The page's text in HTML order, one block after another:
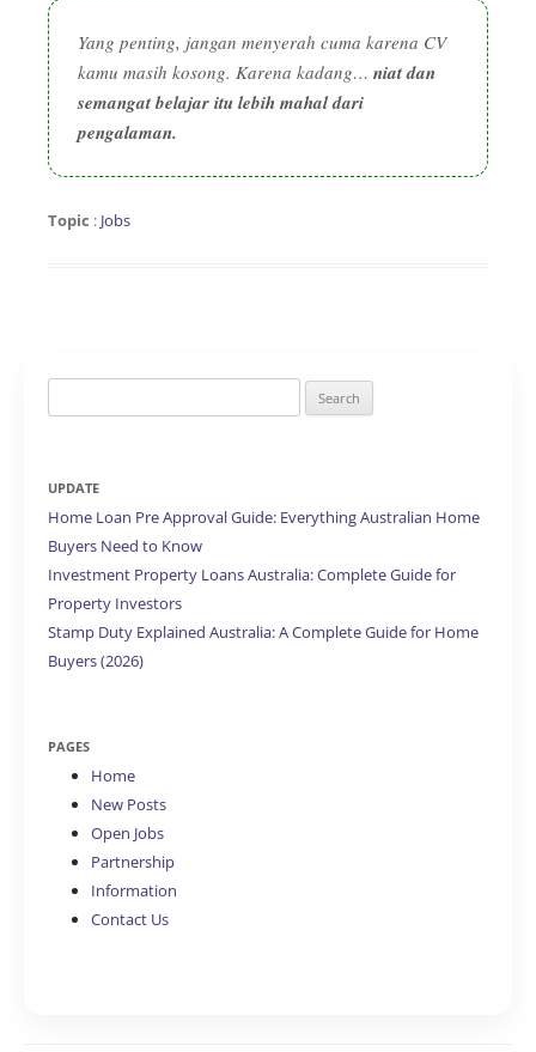
Yang penting, jangan menyerah cuma karena CV
kamu masih kosong. Karena kadang… niat dan
semangat belajar itu lebih mahal dari
pengalaman.
Topic : Jobs
for:
UPDATE
Home Loan Pre Approval Guide: Everything Australian Home
Buyers Need to Know
Investment Property Loans Australia: Complete Guide for
Property Investors
Stamp Duty Explained Australia: A Complete Guide for Home
Buyers (2026)
PAGES
Home
New Posts
Open Jobs
Partnership
Information
Contact Us